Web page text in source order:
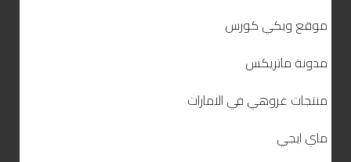
موقع ويكي كورس
مدونة ماتريكس
منتجات غروهي في الامارات
ماي ايجي